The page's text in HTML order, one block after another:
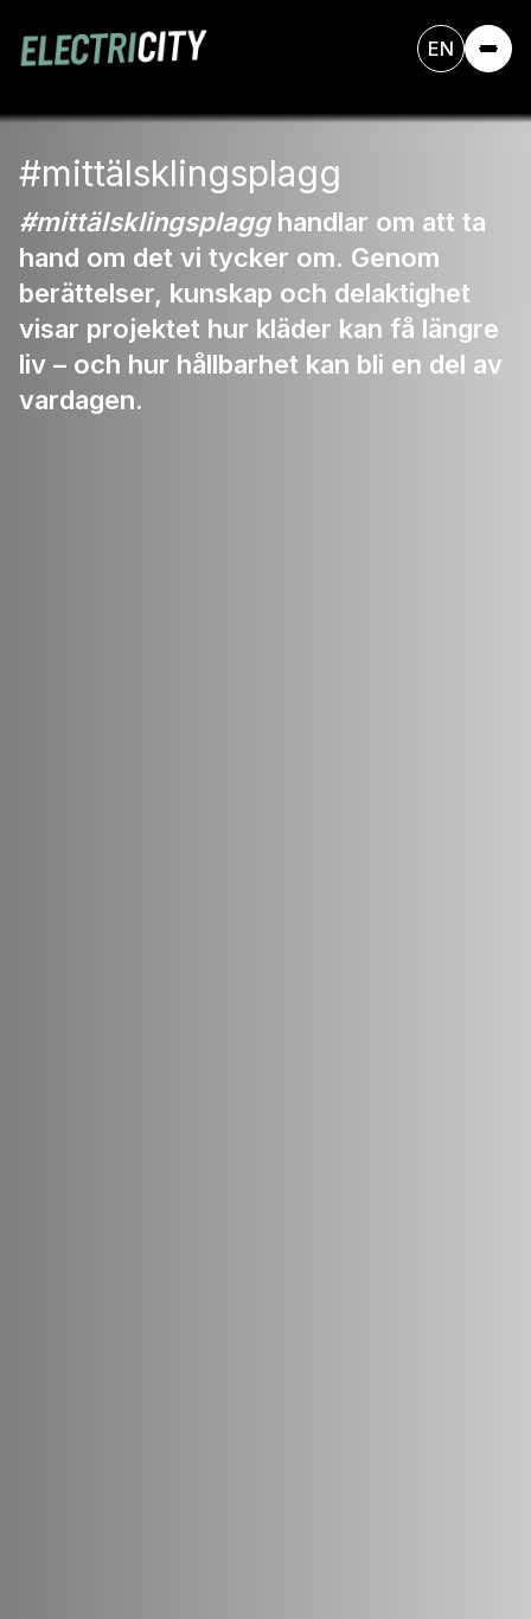
EN
#mittälsklingsplagg
#mittälsklingsplagg handlar om att ta
hand om det vi tycker om. Genom
berättelser, kunskap och delaktighet
visar projektet hur kläder kan få längre
liv – och hur hållbarhet kan bli en del av
vardagen.